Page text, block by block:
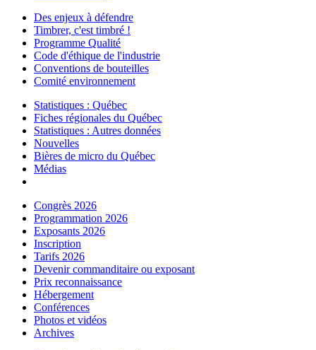
Des enjeux à défendre
Timbrer, c'est timbré !
Programme Qualité
Code d'éthique de l'industrie
Conventions de bouteilles
Comité environnement
Statistiques : Québec
Fiches régionales du Québec
Statistiques : Autres données
Nouvelles
Bières de micro du Québec
Médias
Congrès 2026
Programmation 2026
Exposants 2026
Inscription
Tarifs 2026
Devenir commanditaire ou exposant
Prix reconnaissance
Hébergement
Conférences
Photos et vidéos
Archives